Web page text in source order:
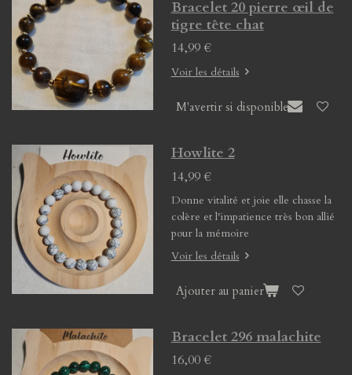
Bracelet 20 pierre œil de
tigre tête chat
14,99 €
Voir les détails
M'avertir si disponible
Howlite 2
14,99 €
Donne vitalité et joie elle chasse la
colère et l'impatience très bon allié
pour la mémoire
Voir les détails
Ajouter au panier
Bracelet 296 malachite
16,00 €